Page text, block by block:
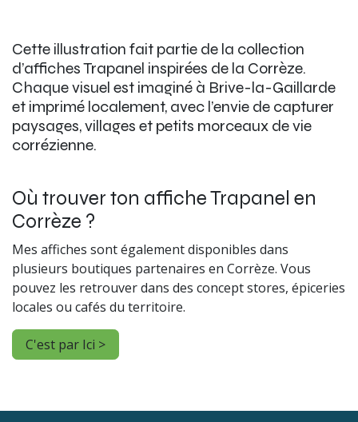
Cette illustration fait partie de la collection
d’affiches Trapanel inspirées de la Corrèze.
Chaque visuel est imaginé à Brive-la-Gaillarde
et imprimé localement, avec l’envie de capturer
paysages, villages et petits morceaux de vie
corrézienne.
Où trouver ton affiche Trapanel en
Corrèze ?
Mes affiches sont également disponibles dans
plusieurs boutiques partenaires en Corrèze. Vous
pouvez les retrouver dans des concept stores, épiceries
locales ou cafés du territoire.
C'est par Ici >